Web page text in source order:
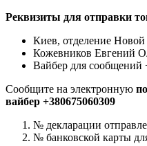
Реквизиты для отправки
Киев, отделение
Кожевников Евгений
Вайбер для сообщений
Сообщите на электронную
вайбер +380675060309
№ декларации
№ банковской карты